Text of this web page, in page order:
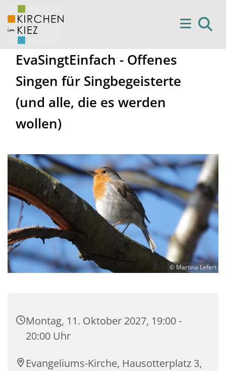
EvaSingtEinfach - Offenes
Singen für Singbegeisterte
(und alle, die es werden
wollen)
© Martina Lefert
Montag, 11. Oktober 2027, 19:00 -
20:00 Uhr
Evangeliums-Kirche, Hausotterplatz 3,